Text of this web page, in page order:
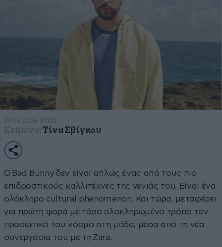
21·05·2026 17:00
Κείμενο: Τίνα Σβίγκου
Ο Bad Bunny δεν είναι απλώς ένας από τους πιο
επιδραστικούς καλλιτέχνες της γενιάς του. Είναι ένα
ολόκληρο cultural phenomenon. Και τώρα, μεταφέρει
για πρώτη φορά με τόσο ολοκληρωμένο τρόπο τον
προσωπικό του κόσμο στη μόδα, μέσα από τη νέα
συνεργασία του με τη Zara.